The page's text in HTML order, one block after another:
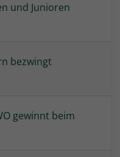
und Junioren
bezwingt
gewinnt beim